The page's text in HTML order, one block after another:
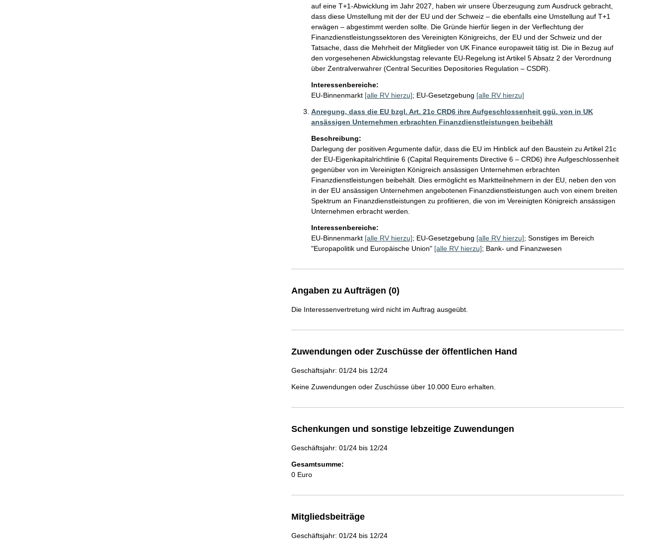
auf eine T+1-Abwicklung im Jahr 2027, haben wir unsere Überzeugung zum Ausdruck gebracht,
dass diese Umstellung mit der der EU und der Schweiz – die ebenfalls eine Umstellung auf T+1
erwägen – abgestimmt werden sollte. Die Gründe hierfür liegen in der Verflechtung der
Finanzdienstleistungssektoren des Vereinigten Königreichs, der EU und der Schweiz und der
Tatsache, dass die Mehrheit der Mitglieder von UK Finance europaweit tätig ist. Die in Bezug auf
den vorgesehenen Abwicklungstag relevante EU-Regelung ist Artikel 5 Absatz 2 der Verordnung
über Zentralverwahrer (Central Securities Depositories Regulation – CSDR).
Interessenbereiche:
EU-Binnenmarkt [alle RV hierzu]; EU-Gesetzgebung [alle RV hierzu]
Anregung, dass die EU bzgl. Art. 21c CRD6 ihre Aufgeschlossenheit ggü. von in UK
ansässigen Unternehmen erbrachten Finanzdienstleistungen beibehält
Beschreibung:
Darlegung der positiven Argumente dafür, dass die EU im Hinblick auf den Baustein zu Artikel 21c
der EU-Eigenkapitalrichtlinie 6 (Capital Requirements Directive 6 – CRD6) ihre Aufgeschlossenheit
gegenüber von im Vereinigten Königreich ansässigen Unternehmen erbrachten
Finanzdienstleistungen beibehält. Dies ermöglicht es Marktteilnehmern in der EU, neben den von
in der EU ansässigen Unternehmen angebotenen Finanzdienstleistungen auch von einem breiten
Spektrum an Finanzdienstleistungen zu profitieren, die von im Vereinigten Königreich ansässigen
Unternehmen erbracht werden.
Interessenbereiche:
EU-Binnenmarkt [alle RV hierzu]; EU-Gesetzgebung [alle RV hierzu]; Sonstiges im Bereich
"Europapolitik und Europäische Union" [alle RV hierzu]; Bank- und Finanzwesen
Angaben zu Aufträgen (0)
Die Interessenvertretung wird nicht im Auftrag ausgeübt.
Zuwendungen oder Zuschüsse der öffentlichen Hand
Geschäftsjahr: 01/24 bis 12/24
Keine Zuwendungen oder Zuschüsse über 10.000 Euro erhalten.
Schenkungen und sonstige lebzeitige Zuwendungen
Geschäftsjahr: 01/24 bis 12/24
Gesamtsumme:
0 Euro
Mitgliedsbeiträge
Geschäftsjahr: 01/24 bis 12/24